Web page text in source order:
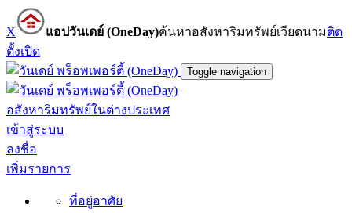
X แอปวันเดย์ (OneDay)ค้นหาอสังหาริมทรัพย์เวียดนามติด
ตั้งเปิด
Toggle navigation
อสังหาริมทรัพย์ในต่างประเทศ
เข้าสู่ระบบ
ลงชื่อ
เพิ่มรายการ
ที่อยู่อาศัย